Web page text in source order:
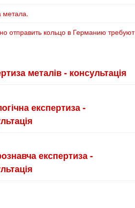
метала.
отправить кольцо в Германию требуют
металів - консультація
експертиза -
експертиза -